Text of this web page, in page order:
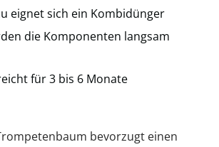
eignet sich ein Kombidünger
die Komponenten langsam
für 3 bis 6 Monate
bevorzugt einen